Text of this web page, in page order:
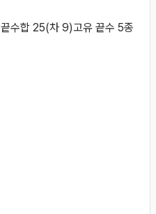
끝수합 25(차 9)고유 끝수 5종